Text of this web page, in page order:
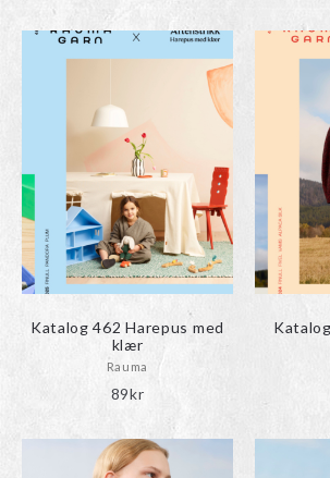
Katalog 462 Harepus med
klær
Rauma
89kr